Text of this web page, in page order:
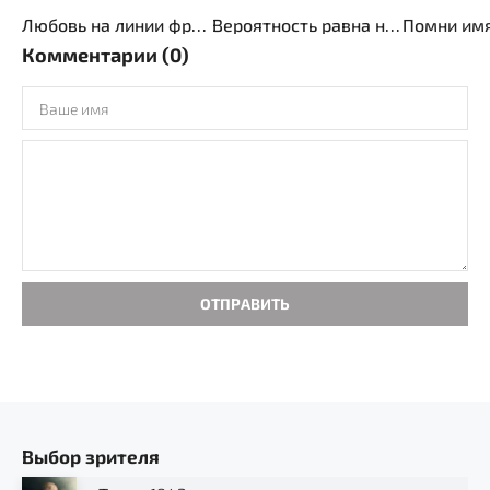
Помни
Комментарии (0)
ОТПРАВИТЬ
Выбор зрителя